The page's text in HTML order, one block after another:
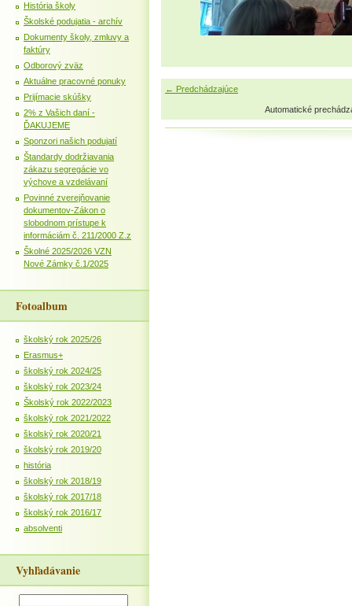
← Predchádzajúce
Automatické
História školy
Školské podujatia - archív
Dokumenty školy, zmluvy a
faktúry
Odborový zväz
Aktuálne pracovné ponuky
Prijímacie skúšky
2% z Vašich daní -
ĎAKUJEME
Sponzori našich podujatí
Štandardy dodržiavania
zákazu segregácie vo
výchove a vzdelávaní
Povinné zverejňovanie
dokumentov-Zákon o
slobodnom prístupe k
informáciám č. 211/2000 Z.z
Školné 2025/2026 VZN
Nové Zámky č.1/2025
Fotoalbum
školský rok 2025/26
Erasmus+
školský rok 2024/25
školský rok 2023/24
Školský rok 2022/2023
školský rok 2021/2022
školský rok 2020/21
školský rok 2019/20
história
školský rok 2018/19
školský rok 2017/18
školský rok 2016/17
absolventi
Vyhľadávanie